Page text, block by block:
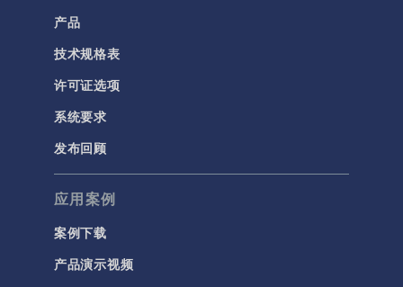
产品
技术规格表
许可证选项
系统要求
发布回顾
应用案例
案例下载
产品演示视频